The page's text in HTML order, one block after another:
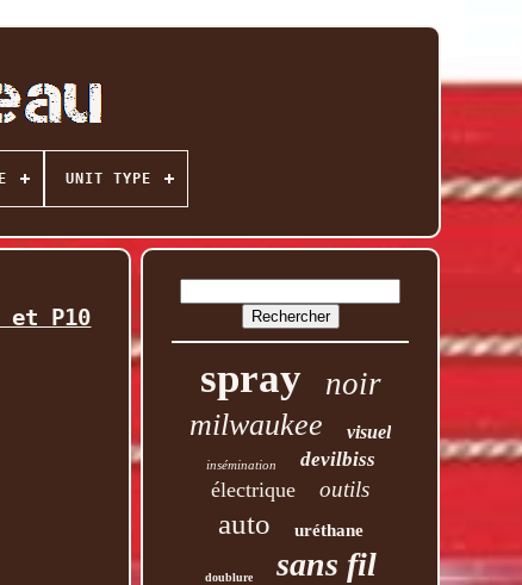
UNIT TYPE
et P10
spray noir
milwaukee visuel
insémination devilbiss
électrique outils
auto uréthane
doublure sans fil